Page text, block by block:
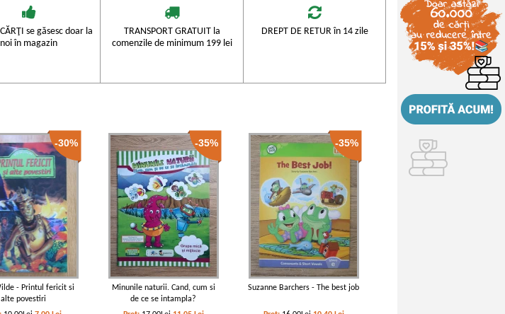
se găsesc doar la
noi în magazin
TRANSPORT GRATUIT la
comenzile de minimum 199 lei
DREPT DE RETUR în 14 zile
-30%
- Printul fericit si
alte povestiri
-35%
Minunile naturii. Cand, cum si
de ce se intampla?
-35%
Suzanne Barchers - The best job